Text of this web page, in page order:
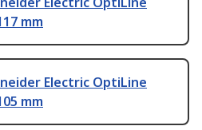
mm
Electric OptiLine
mm